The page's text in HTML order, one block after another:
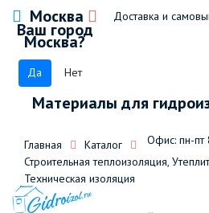
Москва
Ваш город
Москва?
Да Нет
Доставка и
Материалы для
Офис: пн-пт
Главная
Каталог
Строительная теплоизоляция,
Техническая изоляция